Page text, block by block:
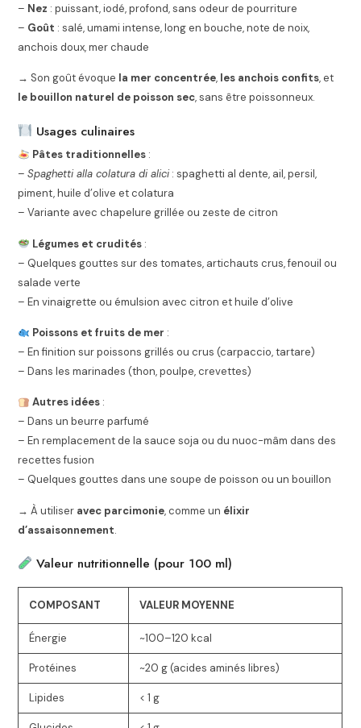
– Nez : puissant, iodé, profond, sans odeur de pourriture
– Goût : salé, umami intense, long en bouche, note de noix,
anchois doux, mer chaude
→ Son goût évoque la mer concentrée, les anchois confits, et
le bouillon naturel de poisson sec, sans être poissonneux.
Usages culinaires
Pâtes traditionnelles :
–Spaghetti alla colatura di alici : spaghetti al dente, ail, persil,
piment, huile d’olive et colatura
– Variante avec chapelure grillée ou zeste de citron
Légumes et crudités :
– Quelques gouttes sur des tomates, artichauts crus, fenouil ou
salade verte
– En vinaigrette ou émulsion avec citron et huile d’olive
Poissons et fruits de mer :
– En finition sur poissons grillés ou crus (carpaccio, tartare)
– Dans les marinades (thon, poulpe, crevettes)
Autres idées :
– Dans un beurre parfumé
– En remplacement de la sauce soja ou du nuoc-mâm dans des
recettes fusion
– Quelques gouttes dans une soupe de poisson ou un bouillon
→ À utiliser avec parcimonie, comme un élixir
d’assaisonnement.
Valeur nutritionnelle (pour 100 ml)
COMPOSANT VALEUR MOYENNE
Énergie ~100–120 kcal
Protéines ~20 g (acides aminés libres)
Lipides < 1 g